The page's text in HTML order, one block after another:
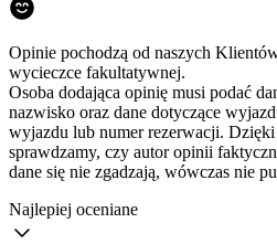
Opinie pochodzą od naszych
wycieczce fakultatywnej.
Osoba dodająca opinię musi podać
nazwisko oraz dane dotyczące
wyjazdu lub numer rezerwacji.
sprawdzamy, czy autor opinii
dane się nie zgadzają, wówczas nie
Najlepiej oceniane